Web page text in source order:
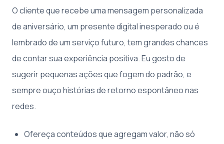
O cliente que recebe uma mensagem personalizada
de aniversário, um presente digital inesperado ou é
lembrado de um serviço futuro, tem grandes chances
de contar sua experiência positiva. Eu gosto de
sugerir pequenas ações que fogem do padrão, e
sempre ouço histórias de retorno espontâneo nas
redes.
Ofereça conteúdos que agregam valor, não só